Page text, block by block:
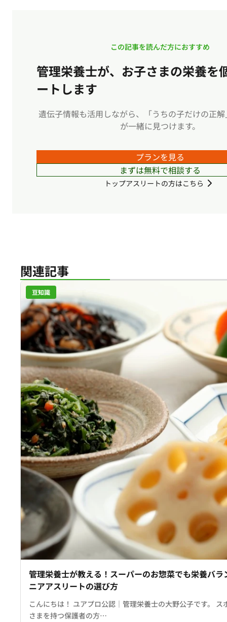
この記事を読んだ方におすすめ
管理栄養士が、お子さまの栄養を
ートします
遺伝子情報も活用しながら、「うちの子だけの正
が一緒に見つけます。
プランを見る
まずは無料で相談する
トップアスリートの方はこちら
関連記事
豆知識
管理栄養士が教える！スーパーのお惣菜でも栄養バラ
ニアアスリートの選び方
こんにちは！ ユアプロ公認｜管理栄養士の大野公子です。 ス
さまを持つ保護者の方…